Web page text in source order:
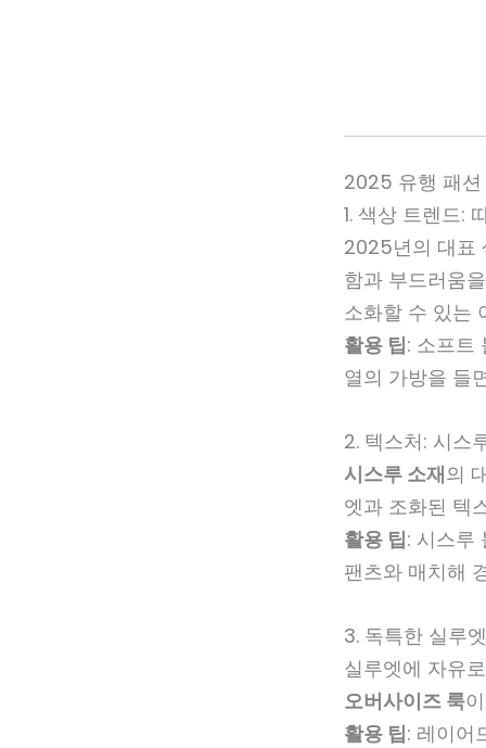
2025 유행 패
1. 색상 트렌드:
2025년의 대표
함과 부드러움
소화할 수 있는
활용 팁: 소프트
열의 가방을 들
2. 텍스처: 시스
시스루 소재의
엣과 조화된 텍
활용 팁: 시스루
팬츠와 매치해
3. 독특한 실루
실루엣에 자유
오버사이즈 룩
활용 팁: 레이어